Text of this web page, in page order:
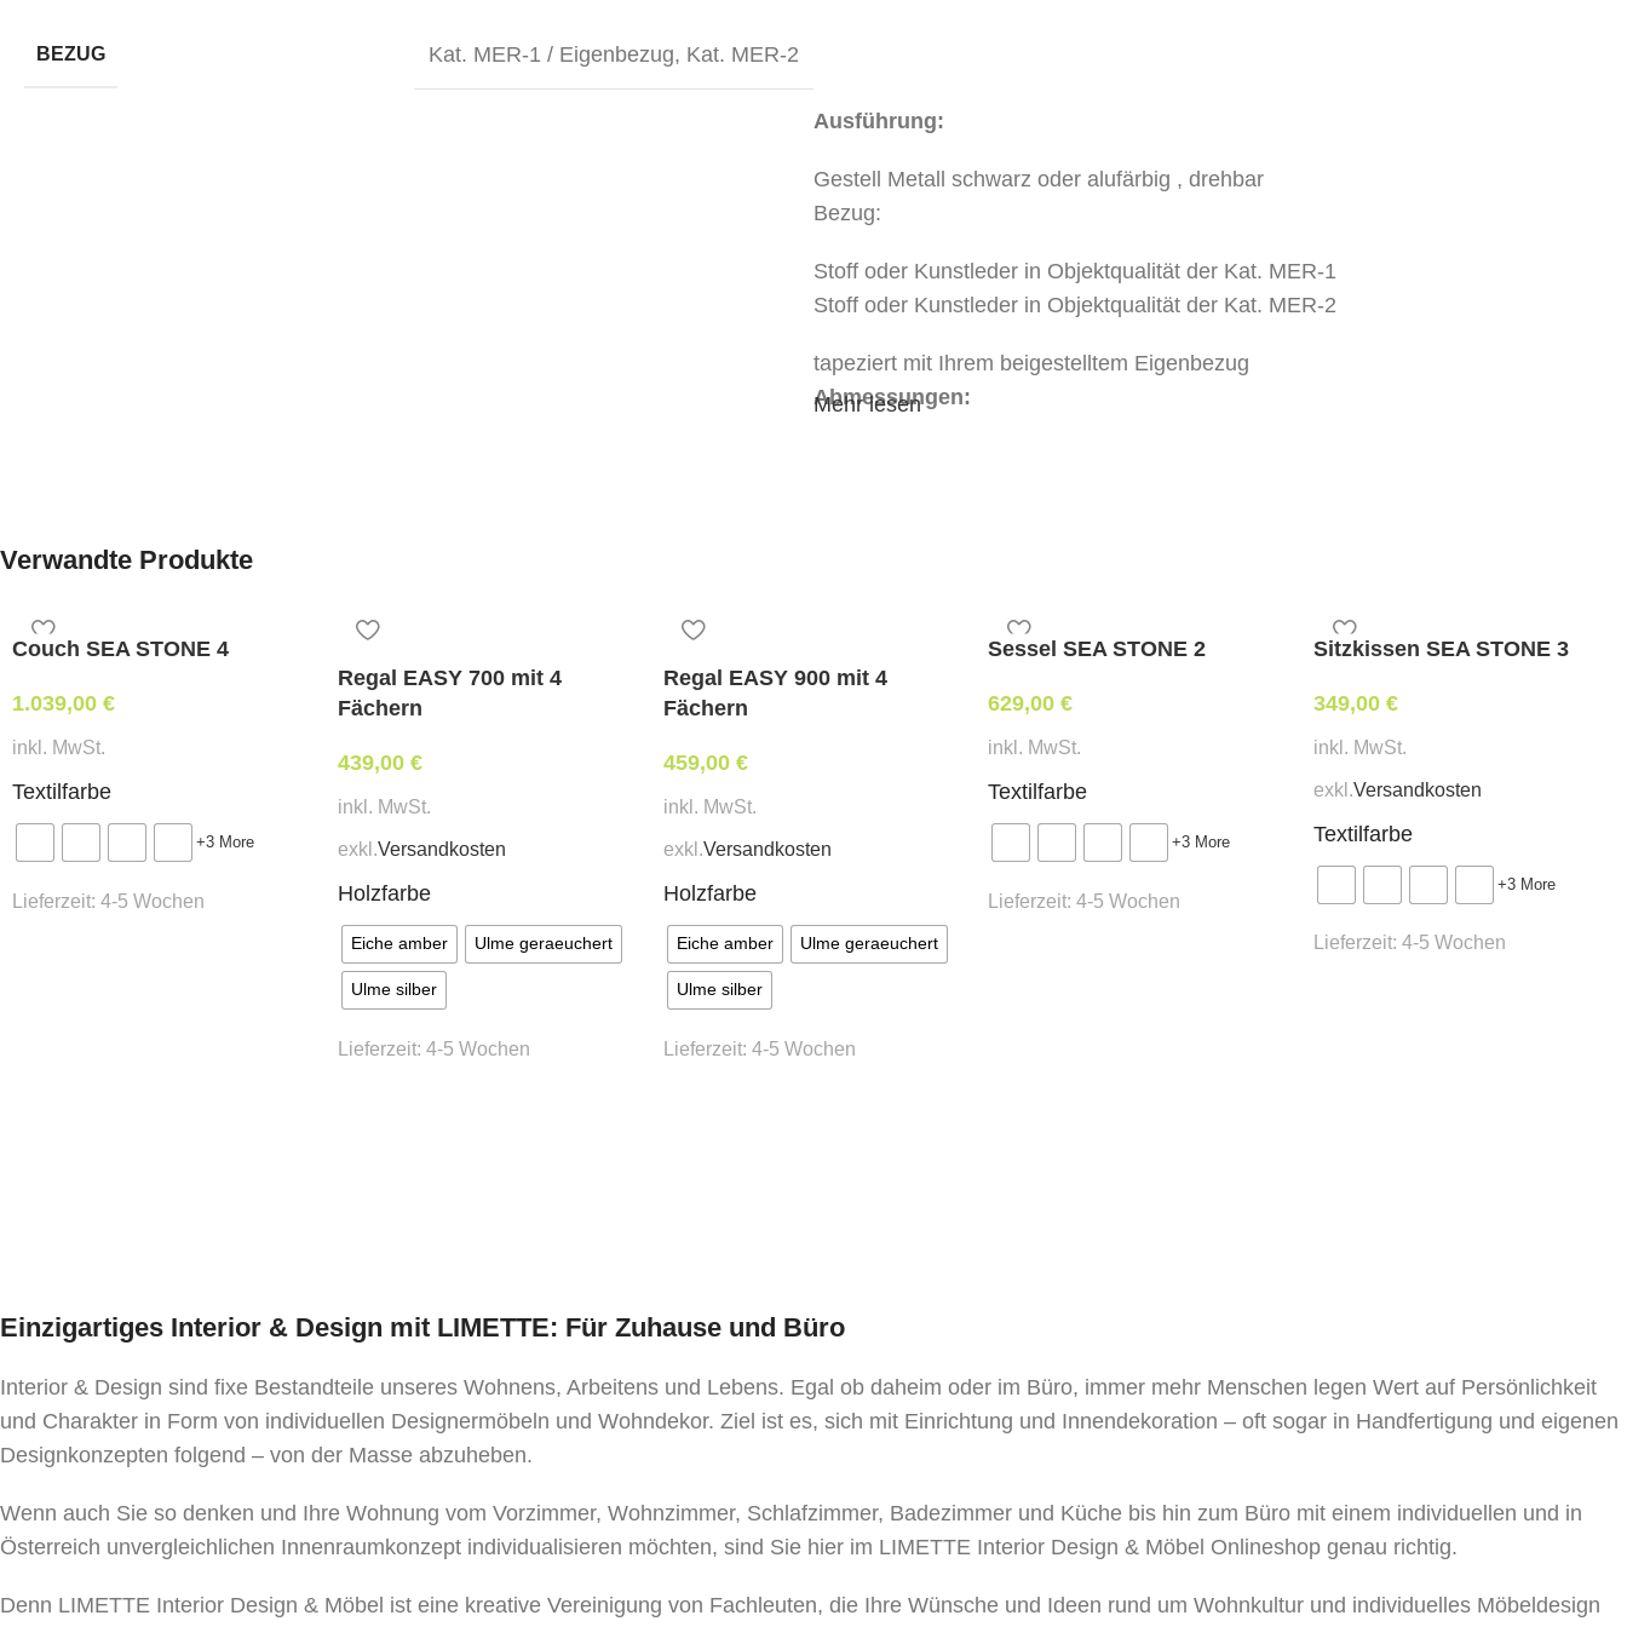
BEZUG Kat. MER-1 / Eigenbezug, Kat. MER-2
Ausführung:
Gestell Metall schwarz oder alufärbig , drehbar
Bezug:
Stoff oder Kunstleder in Objektqualität der Kat. MER-1
Stoff oder Kunstleder in Objektqualität der Kat. MER-2
tapeziert mit Ihrem beigestelltem Eigenbezug
Abmessungen:
Mehr lesen
Verwandte Produkte
Couch SEA STONE 4
1.039,00 €
inkl. MwSt.
Textilfarbe
+3 More
Lieferzeit: 4-5 Wochen
Regal EASY 700 mit 4
Fächern
439,00 €
inkl. MwSt.
exkl.Versandkosten
Holzfarbe
Eiche amber Ulme geraeuchert
Ulme silber
Lieferzeit: 4-5 Wochen
Regal EASY 900 mit 4
Fächern
459,00 €
inkl. MwSt.
exkl.Versandkosten
Holzfarbe
Eiche amber Ulme geraeuchert
Ulme silber
Lieferzeit: 4-5 Wochen
Sessel SEA STONE 2
629,00€
inkl. MwSt.
Textilfarbe
+3 More
Lieferzeit:4-5 Wochen
Sitzkissen SEA STONE 3
349,00€
inkl. MwSt.
exkl.Versandkosten
Textilfarbe
+3 More
Lieferzeit:4-5 Wochen
Einzigartiges Interior & Design mit LIMETTE: Für Zuhause und Büro
Interior & Design sind fixe Bestandteile unseres Wohnens, Arbeitens und Lebens. Egal ob daheim oder im Büro, immer mehr Menschen legen Wert auf Persönlichkeit
und Charakter in Form von individuellen Designermöbeln und Wohndekor. Ziel ist es, sich mit Einrichtung und Innendekoration – oft sogar in Handfertigung und eigenen
Designkonzepten folgend – von der Masse abzuheben.
Wenn auch Sie so denken und Ihre Wohnung vom Vorzimmer, Wohnzimmer, Schlafzimmer, Badezimmer und Küche bis hin zum Büro mit einem individuellen und in
Österreich unvergleichlichen Innenraumkonzept individualisieren möchten, sind Sie hier im LIMETTE Interior Design & Möbel Onlineshop genau richtig.
Denn LIMETTE Interior Design & Möbel ist eine kreative Vereinigung von Fachleuten, die Ihre Wünsche und Ideen rund um Wohnkultur und individuelles Möbeldesign